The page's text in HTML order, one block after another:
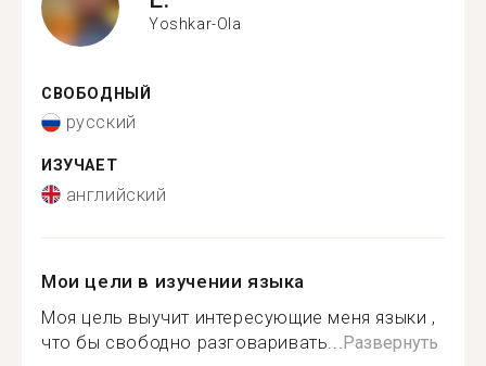
Yoshkar-Ola
СВОБОДНЫЙ
русский
ИЗУЧАЕТ
английский
Мои цели в изучении языка
Моя цель выучит интересующие меня языки ,
что бы свободно разговаривать... Развернуть